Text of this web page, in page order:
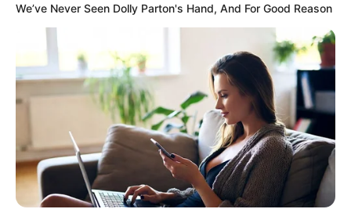
We’ve Never Seen Dolly Parton's Hand, And For Good Reason